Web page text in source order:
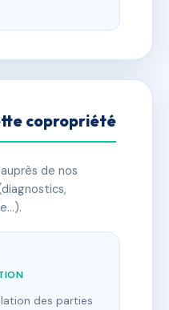
copropriété
de nos
des parties